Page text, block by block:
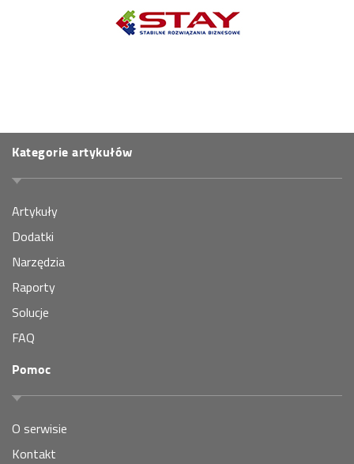
Kategorie artykułów
Artykuły
Dodatki
Narzędzia
Raporty
Solucje
FAQ
Pomoc
O serwisie
Kontakt